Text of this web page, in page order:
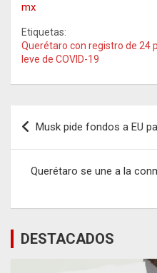
mx
Etiquetas:
Querétaro con registro de 24
leve de COVID-19
Navegación
de
entradas
Musk pide fondos a EU
Querétaro se une a la
DESTACADOS